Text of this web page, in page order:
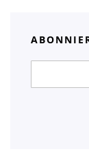
Newsletter: